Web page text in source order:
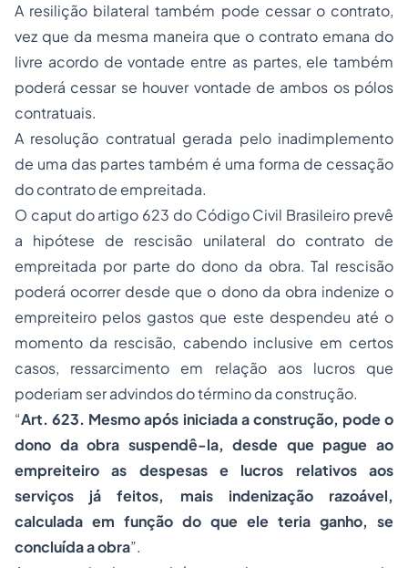
A resilição bilateral também pode cessar o contrato,
vez que da mesma maneira que o contrato emana do
livre acordo de vontade entre as partes, ele também
poderá cessar se houver vontade de ambos os pólos
contratuais.
A resolução contratual gerada pelo inadimplemento
de uma das partes também é uma forma de cessação
do contrato de empreitada.
O caput do artigo 623 do Código Civil Brasileiro prevê
a hipótese de rescisão unilateral do contrato de
empreitada por parte do dono da obra. Tal rescisão
poderá ocorrer desde que o dono da obra indenize o
empreiteiro pelos gastos que este despendeu até o
momento da rescisão, cabendo inclusive em certos
casos, ressarcimento em relação aos lucros que
poderiam ser advindos do término da construção.
“Art. 623. Mesmo após iniciada a construção, pode o
dono da obra suspendê-la, desde que pague ao
empreiteiro as despesas e lucros relativos aos
serviços já feitos, mais indenização razoável,
calculada em função do que ele teria ganho, se
concluída a obra”.